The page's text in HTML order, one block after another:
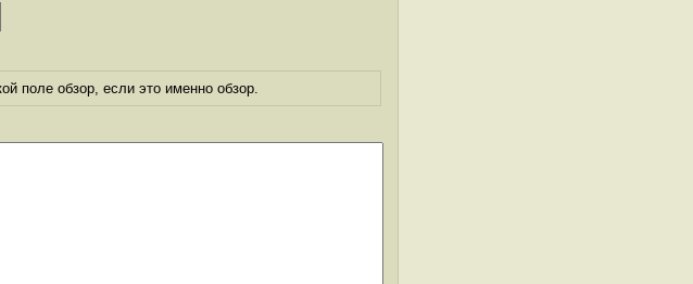
поле обзор, если это именно обзор.